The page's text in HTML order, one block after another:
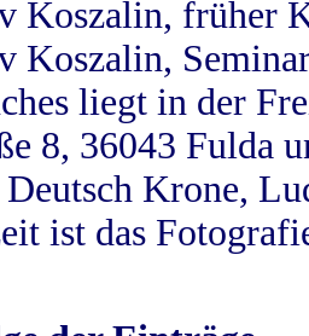
Koszalin, früher
Koszalin,
liegt in der
8, 36043 Fulda
Krone,
ist das